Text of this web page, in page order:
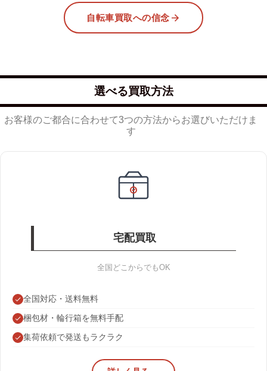
自転車買取への信念
選べる買取方法
お客様のご都合に合わせて3つの方法からお選びいただけま
す
宅配買取
全国どこからでもOK
全国対応・送料無料
梱包材・輪行箱を無料手配
集荷依頼で発送もラクラク